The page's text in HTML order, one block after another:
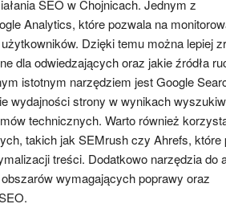
SEO w Chojnicach. Jednym z
Analytics, które pozwala na
Dzięki temu można lepiej
dla odwiedzających oraz jakie źródła
istotnym narzędziem jest Google
wydajności strony w wynikach
technicznych. Warto również
takich jak SEMrush czy Ahrefs, które
treści. Dodatkowo narzędzia do
wymagających poprawy oraz